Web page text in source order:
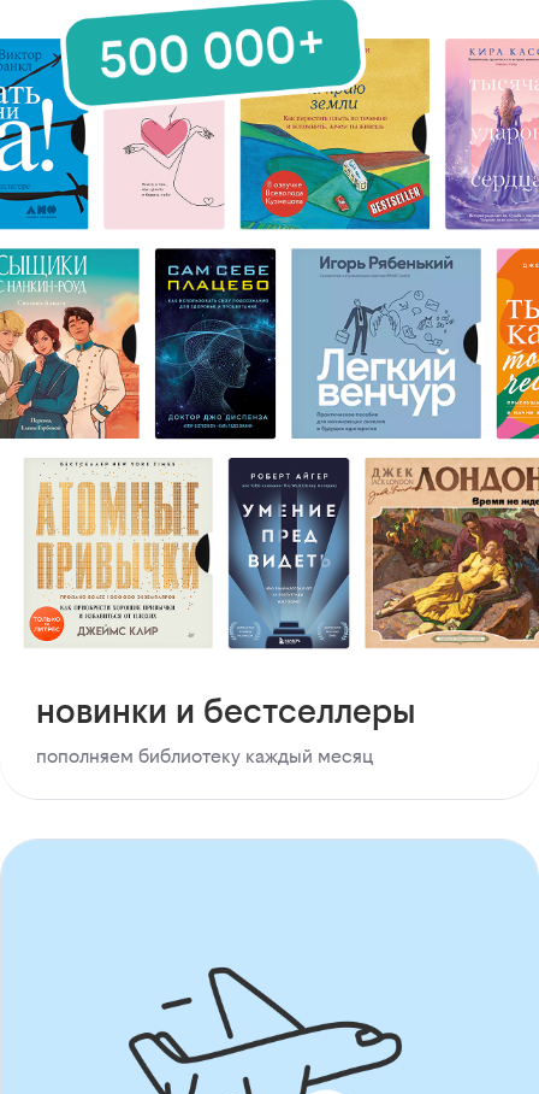
новинки и бестселлеры
пополняем библиотеку каждый месяц